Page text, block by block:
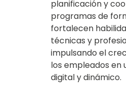
planificación y
programas de
fortalecen
técnicas y
impulsando el
los empleados en
digital y dinámico.